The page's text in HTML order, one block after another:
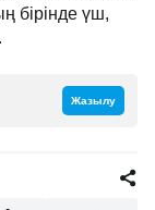
бірінде үш,
Жазылу